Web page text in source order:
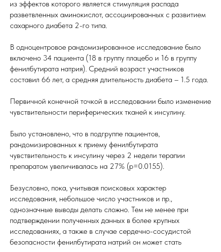
из эффектов которого является стимуляция распада
разветвленных аминокислот, ассоциированных с развитием
сахарного диабета 2-го типа.
В одноцентровое рандомизированное исследование было
включено 34 пациента (18 в группу плацебо и 16 в группу
фенилбутирата натрия). Средний возраст участников
составил 66 лет, а средняя длительность диабета – 1.5 года.
Первичной конечной точкой в исследовании было изменение
чувствительности периферических тканей к инсулину.
Было установлено, что в подгруппе пациентов,
рандомизированных к приему фенилбутирата
чувствительность к инсулину через 2 недели терапии
препаратом увеличивалась на 27% (p=0.0155).
Безусловно, пока, учитывая поисковых характер
исследования, небольшое число участников и пр.,
однозначные выводы делать сложно. Тем не менее при
подтверждении полученных данных в более крупных
исследованиях, а также в случае сердечно-сосудистой
безопасности фенилбутирата натрий он может стать